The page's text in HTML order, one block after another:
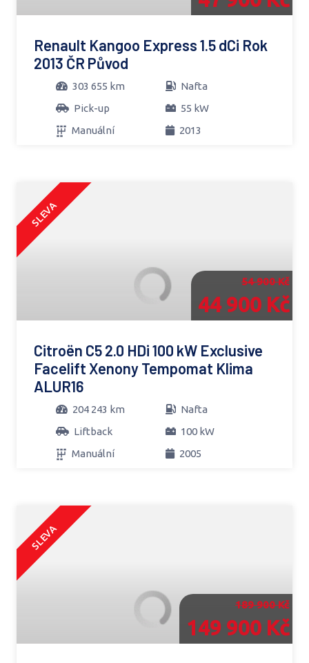
Renault Kangoo Express 1.5 dCi Rok
2013 ČR Původ
303 655 km
Nafta
Pick-up
55 kW
Manuální
2013
SLEVA
54 900 Kč
44 900 Kč
Citroën C5 2.0 HDi 100 kW Exclusive
Facelift Xenony Tempomat Klima
ALUR16
204 243 km
Nafta
Liftback
100 kW
Manuální
2005
SLEVA
189 900 Kč
149 900 Kč